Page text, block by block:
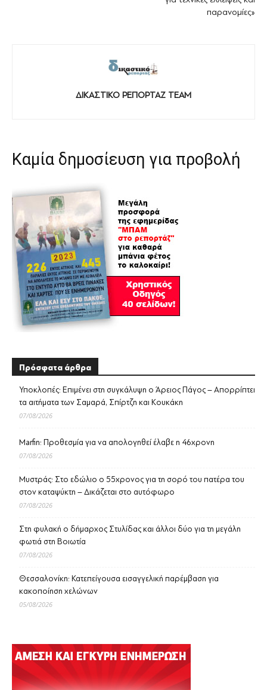
παρανομίες»
ΔΙΚΑΣΤΙΚΟ ΡΕΠΟΡΤΑΖ TEAM
Καμία δημοσίευση για προβολή
Πρόσφατα άρθρα
Υποκλοπές: Επιμένει στη συγκάλυψη ο Άρειος Πάγος – Απορρίπτει
τα αιτήματα των Σαμαρά, Σπίρτζη και Κουκάκη
07/08/2026
Marfin: Προθεσμία για να απολογηθεί έλαβε η 46χρονη
07/08/2026
Μυστράς: Στο εδώλιο ο 55χρονος για τη σορό του πατέρα του
στον καταψύκτη – Δικάζεται στο αυτόφωρο
07/08/2026
Στη φυλακή ο δήμαρχος Στυλίδας και άλλοι δύο για τη μεγάλη
φωτιά στη Βοιωτία
07/08/2026
Θεσσαλονίκη: Κατεπείγουσα εισαγγελική παρέμβαση για
κακοποίηση χελώνων
05/08/2026